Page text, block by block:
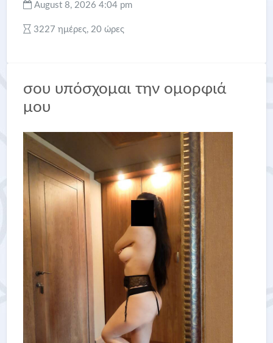
August 8, 2026 4:04 pm
3227 ημέρες, 20 ώρες
σου υπόσχομαι την ομορφιά
μου